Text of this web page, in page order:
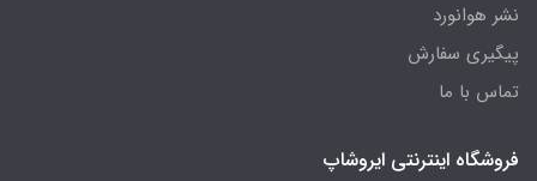
نشر هوانورد
پیگیری سفارش
تماس با ما
فروشگاه اینترنتی ایروشاپ